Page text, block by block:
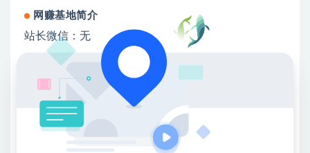
网赚基地简介
站长微信：无
❤本站：本站整合多方资源站，主要面向互联网创业
类&副业类，资源丰富 物超所值。
❤能助您：找项目 + 低成本创业 + 减少信息差 + 见识
各种项目 + 提升网创认知。
❤本站为众多团队提供了重要价值，也为众多创业者
开启网络之门，广受好评！